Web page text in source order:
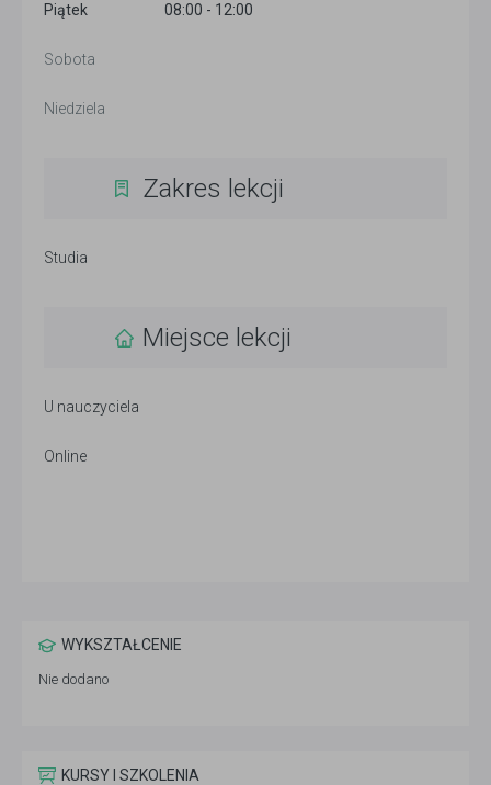
Piątek 08:00 - 12:00
Sobota
Niedziela
Zakres lekcji
Studia
Miejsce lekcji
U nauczyciela
Online
WYKSZTAŁCENIE
Nie dodano
KURSY I SZKOLENIA